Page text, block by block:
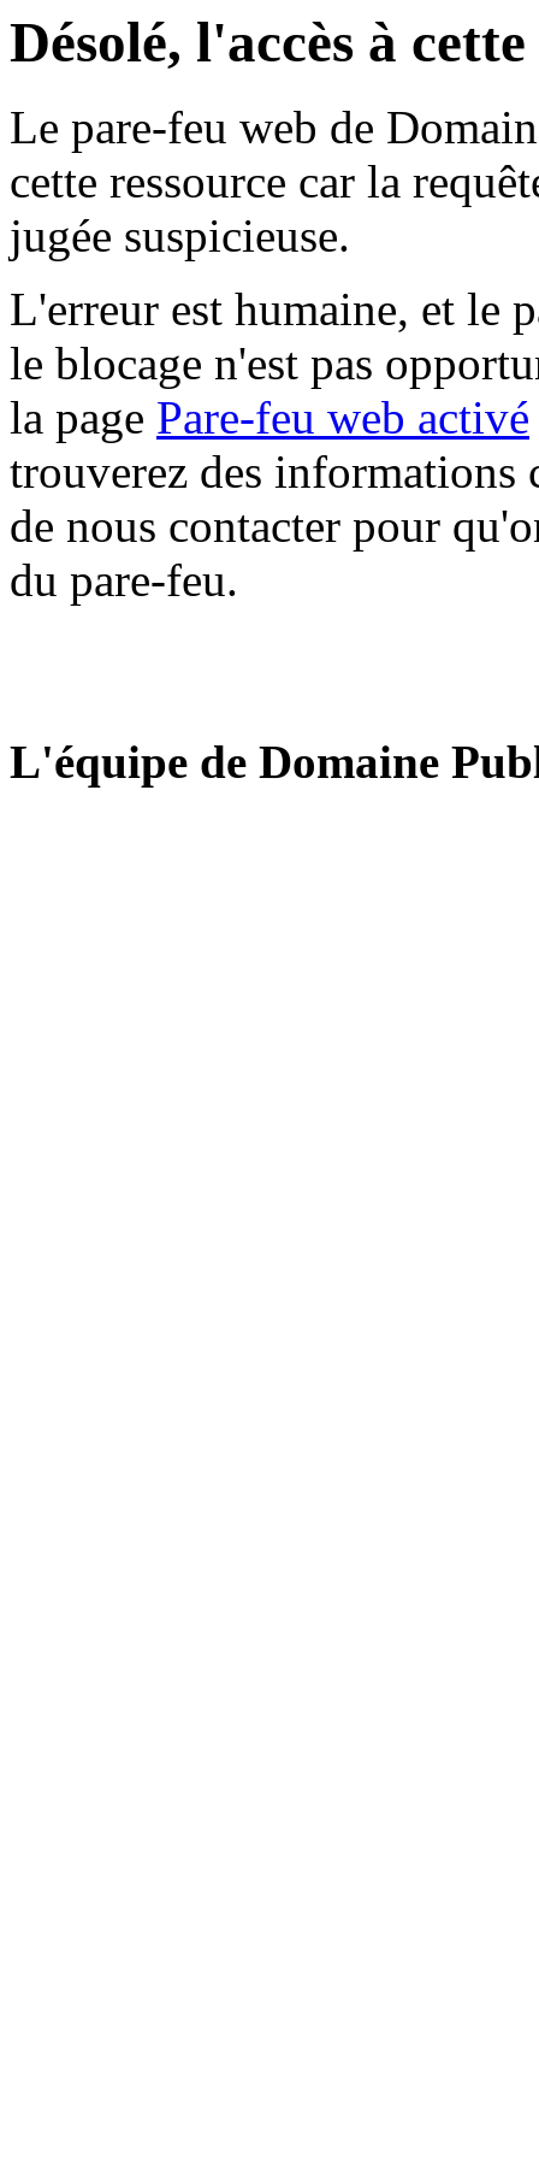
Désolé, l'accès à
Le pare-feu web de
cette ressource car la
jugée suspicieuse.
L'erreur est humaine, et le
le blocage n'est pas
la page Pare-feu web activé
trouverez des informations
de nous contacter pour
du pare-feu.
L'équipe de Domaine